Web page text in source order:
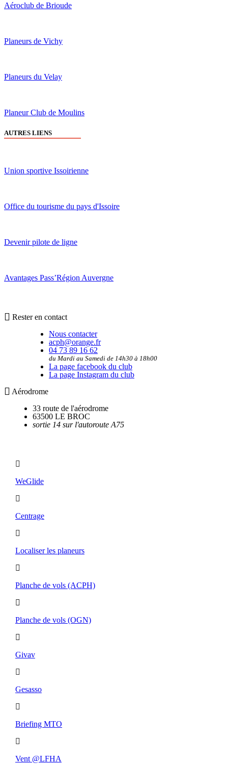
Aéroclub de Brioude
Planeurs de Vichy
Planeurs du Velay
Planeur Club de Moulins
AUTRES LIENS
Union sportive Issoirienne
Office du tourisme du pays d'Issoire
Devenir pilote de ligne
Avantages Pass’Région Auvergne
Rester en contact
Nous contacter
acph@orange.fr
04 73 89 16 62
du Mardi au Samedi de 14h30 à 18h00
La page facebook du club
La page Instagram du club
Aérodrome
33 route de l'aérodrome
63500 LE BROC
sortie 14 sur l'autoroute A75
WeGlide
Centrage
Localiser les planeurs
Planche de vols (ACPH)
Planche de vols (OGN)
Givav
Gesasso
Briefing MTO
Vent @LFHA